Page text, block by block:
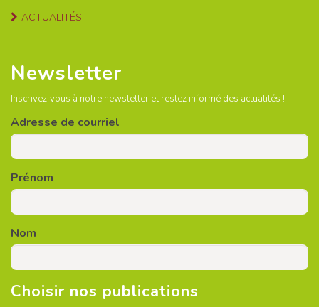
ACTUALITÉS
Newsletter
Inscrivez-vous à notre newsletter et restez informé des actualités !
Adresse de courriel
Prénom
Nom
Choisir nos publications